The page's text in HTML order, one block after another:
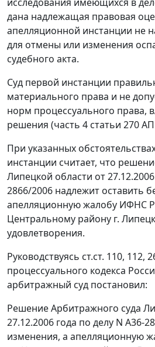
дана надлежащая правовая
апелляционной инстанции не
для отмены или изменения
судебного акта.
Суд первой инстанции
материального права и не
норм процессуального права,
решения (часть 4 статьи 270
При указанных
инстанции считает, что
Липецкой области от
2866/2006 надлежит оставить
апелляционную жалобу ИФНС
Центральному району г.
удовлетворения.
Руководствуясь ст.ст. 110, 112,
процессуального кодекса
арбитражный суд постановил:
Решение Арбитражного суда
27.12.2006 года по делу N А36-
изменения, а апелляционную